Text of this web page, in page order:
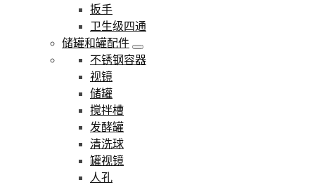
扳手
卫生级四通
储罐和罐配件
不锈钢容器
视镜
储罐
搅拌槽
发酵罐
清洗球
罐视镜
人孔